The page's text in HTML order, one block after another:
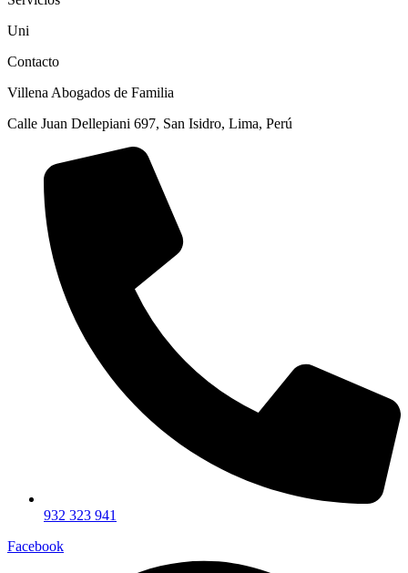
Uni
Contacto
Villena Abogados de Familia
Calle Juan Dellepiani 697, San Isidro, Lima, Perú
932 323 941
Facebook